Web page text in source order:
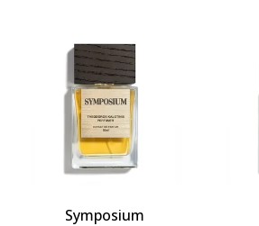
Symposium